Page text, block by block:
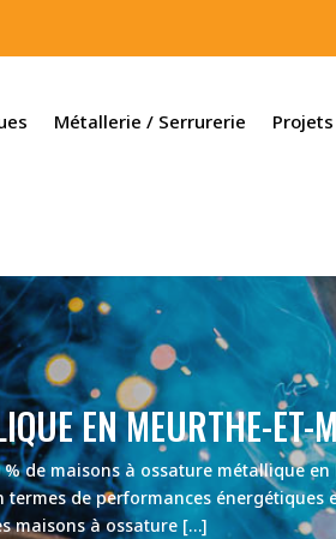
Métallerie / Serrurerie Projets
EN MEURTHE-ET-
% de maisons à ossature métallique
termes de performances
maisons à ossature […]